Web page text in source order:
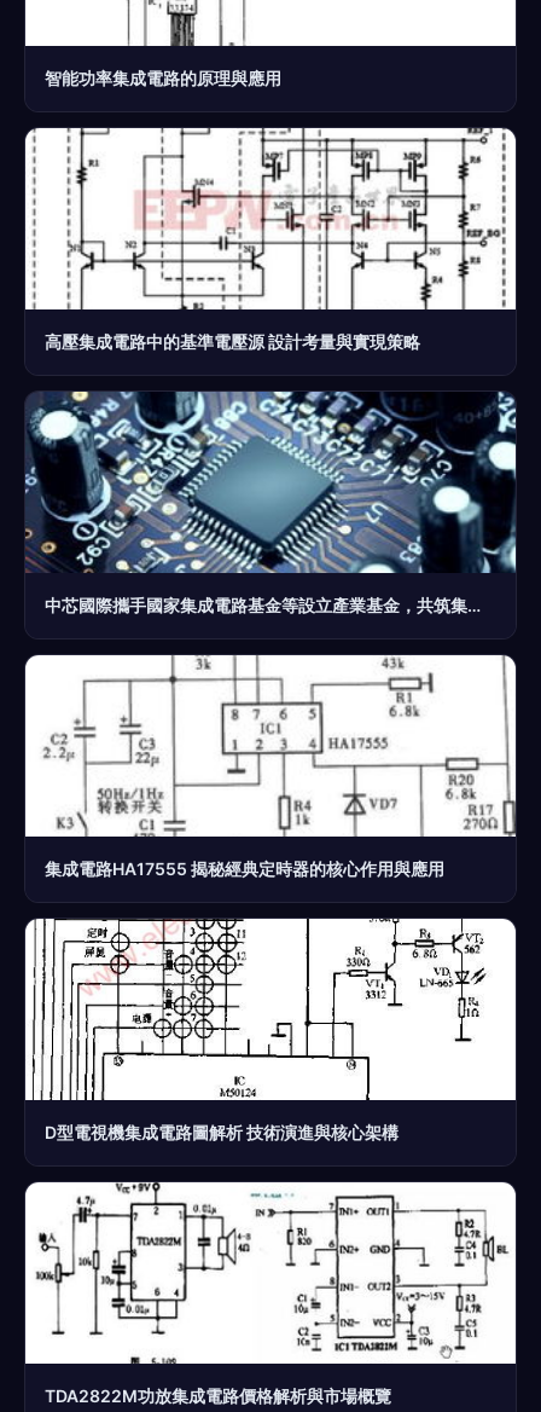
智能功率集成電路的原理與應用
高壓集成電路中的基準電壓源 設計考量與實現策略
中芯國際攜手國家集成電路基金等設立產業基金，共筑集成電路發展新生態
集成電路HA17555 揭秘經典定時器的核心作用與應用
D型電視機集成電路圖解析 技術演進與核心架構
TDA2822M功放集成電路價格解析與市場概覽